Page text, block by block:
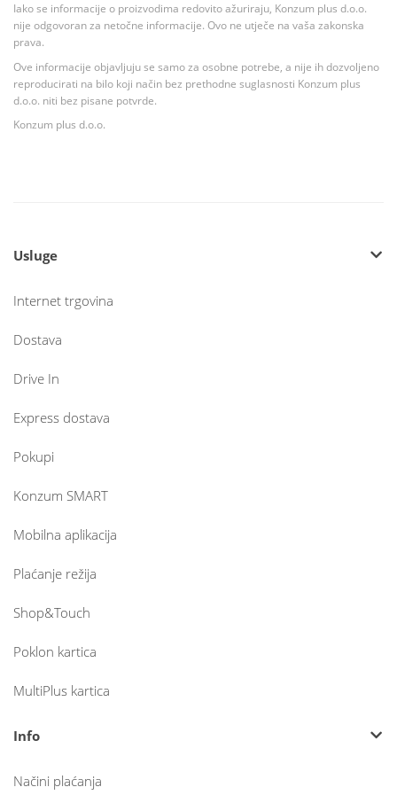
Iako se informacije o proizvodima redovito ažuriraju, Konzum plus d.o.o.
nije odgovoran za netočne informacije. Ovo ne utječe na vaša zakonska
prava.
Ove informacije objavljuju se samo za osobne potrebe, a nije ih dozvoljeno
reproducirati na bilo koji način bez prethodne suglasnosti Konzum plus
d.o.o. niti bez pisane potvrde.
Konzum plus d.o.o.
Usluge
Internet trgovina
Dostava
Drive In
Express dostava
Pokupi
Konzum SMART
Mobilna aplikacija
Plaćanje režija
Shop&Touch
Poklon kartica
MultiPlus kartica
Info
Načini plaćanja